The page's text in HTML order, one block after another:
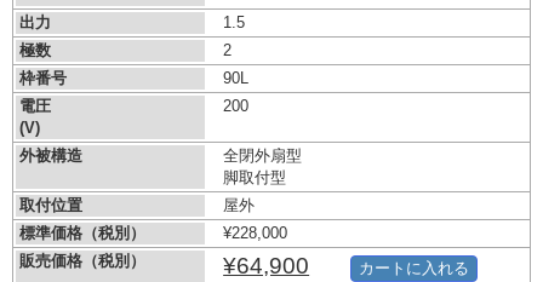
出力
1.5
極数
2
枠番号
90L
電圧
(V)
200
外被構造
全閉外扇型
脚取付型
取付位置
屋外
標準価格（税別）
¥228,000
販売価格（税別）
¥64,900 カートに入れる